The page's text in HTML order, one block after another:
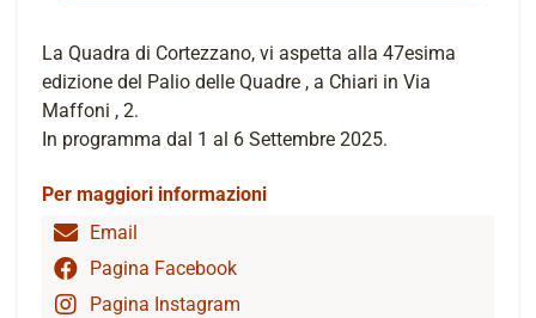
La Quadra di Cortezzano, vi aspetta alla 47esima
edizione del Palio delle Quadre , a Chiari in Via
Maffoni , 2.
In programma dal 1 al 6 Settembre 2025.
Per maggiori informazioni
Email
Pagina Facebook
Pagina Instagram